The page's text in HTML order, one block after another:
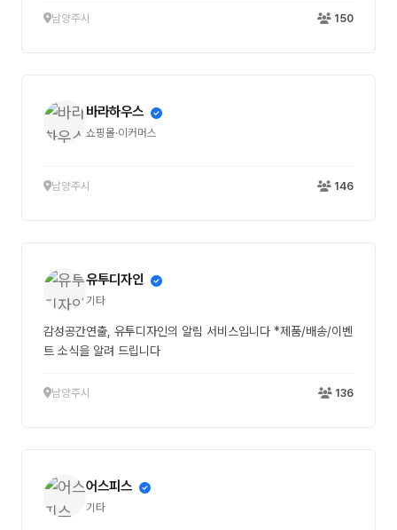
남양주시 150
바라하우스
쇼핑몰·이커머스
남양주시 146
유투디자인
기타
감성공간연출, 유투디자인의 알림 서비스입니다 *제품/배송/이벤
트 소식을 알려 드립니다
남양주시 136
어스피스
기타